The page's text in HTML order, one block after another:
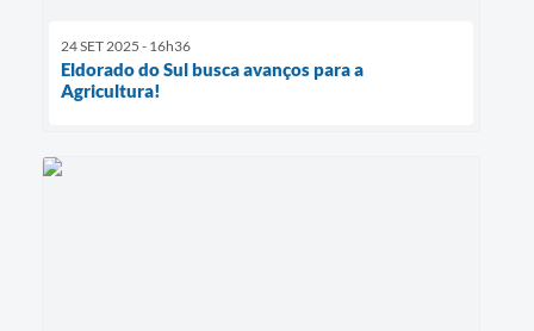
24 SET 2025 - 16h36
Eldorado do Sul busca avanços para a
Agricultura!